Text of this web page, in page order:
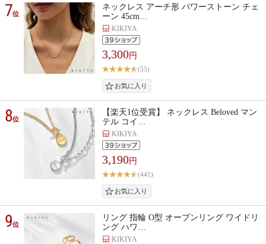
7位
ネックレス アーチ形 パワーストーン チェ
ーン 45cm…
KIKIYA
3,300円
(55)
8位
【楽天1位受賞】 ネックレス Beloved マン
テル コイ…
KIKIYA
3,190円
(441)
9位
リング 指輪 O型 オープンリング ワイドリ
ング ハワ…
KIKIYA